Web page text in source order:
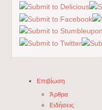
Επιβίωση
Άρθρα
Ειδήσεις